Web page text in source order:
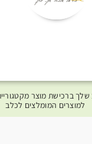
שלך ברכישת מוצר
למוצרים המומלצים לכלב